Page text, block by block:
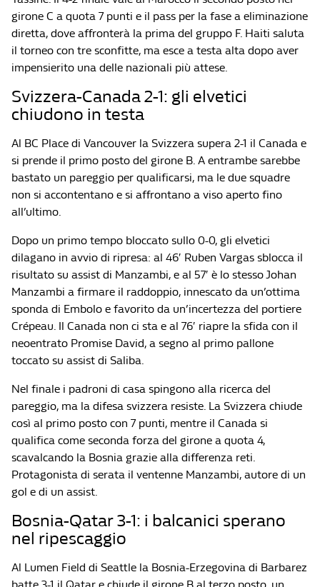
girone C a quota 7 punti e il pass per la fase a eliminazione
diretta, dove affronterà la prima del gruppo F. Haiti saluta
il torneo con tre sconfitte, ma esce a testa alta dopo aver
impensierito una delle nazionali più attese.
Svizzera-Canada 2-1: gli elvetici
chiudono in testa
Al BC Place di Vancouver la Svizzera supera 2-1 il Canada e
si prende il primo posto del girone B. A entrambe sarebbe
bastato un pareggio per qualificarsi, ma le due squadre
non si accontentano e si affrontano a viso aperto fino
all’ultimo.
Dopo un primo tempo bloccato sullo 0-0, gli elvetici
dilagano in avvio di ripresa: al 46′ Ruben Vargas sblocca il
risultato su assist di Manzambi, e al 57′ è lo stesso Johan
Manzambi a firmare il raddoppio, innescato da un’ottima
sponda di Embolo e favorito da un’incertezza del portiere
Crépeau. Il Canada non ci sta e al 76′ riapre la sfida con il
neoentrato Promise David, a segno al primo pallone
toccato su assist di Saliba.
Nel finale i padroni di casa spingono alla ricerca del
pareggio, ma la difesa svizzera resiste. La Svizzera chiude
così al primo posto con 7 punti, mentre il Canada si
qualifica come seconda forza del girone a quota 4,
scavalcando la Bosnia grazie alla differenza reti.
Protagonista di serata il ventenne Manzambi, autore di un
gol e di un assist.
Bosnia-Qatar 3-1: i balcanici sperano
nel ripescaggio
Al Lumen Field di Seattle la Bosnia-Erzegovina di Barbarez